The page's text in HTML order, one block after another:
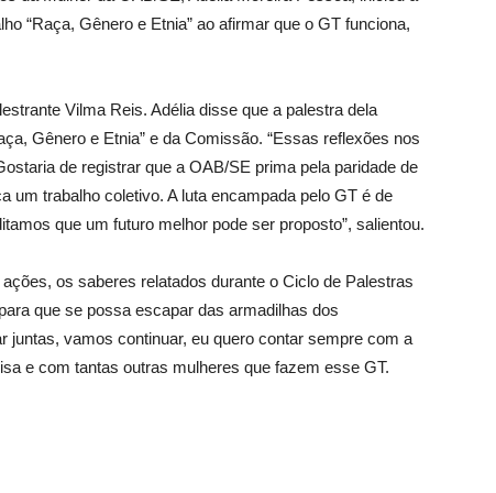
“Raça, Gênero e Etnia” ao afirmar que o GT funciona,
Vilma Reis. Adélia disse que a palestra dela
Gênero e Etnia” e da Comissão. “Essas reflexões nos
de registrar que a OAB/SE prima pela paridade de
um trabalho coletivo. A luta encampada pelo GT é de
que um futuro melhor pode ser proposto”, salientou.
os saberes relatados durante o Ciclo de Palestras
que se possa escapar das armadilhas dos
juntas, vamos continuar, eu quero contar sempre com a
e com tantas outras mulheres que fazem esse GT.